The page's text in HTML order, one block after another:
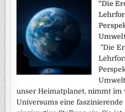
"Die
"Die
unser Heimatplanet, nimmt im
Universums eine